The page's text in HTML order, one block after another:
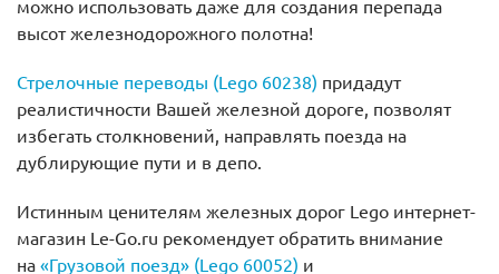
можно использовать даже для создания перепада
высот железнодорожного полотна!
Стрелочные переводы (Lego 60238) придадут
реалистичности Вашей железной дороге, позволят
избегать столкновений, направлять поезда на
дублирующие пути и в депо.
Истинным ценителям железных дорог Lego интернет-
магазин Le-Go.ru рекомендует обратить внимание
на «Грузовой поезд» (Lego 60052) и